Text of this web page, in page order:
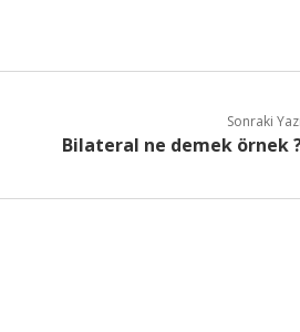
Sonraki
Bilateral ne demek örnek